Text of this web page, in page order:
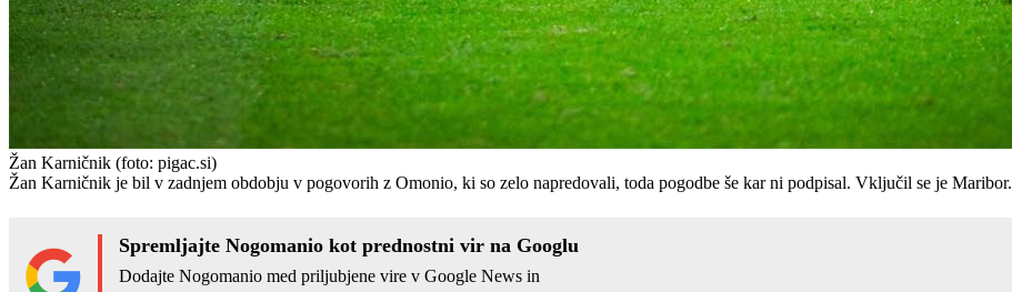
Žan Karničnik (foto: pigac.si)
Žan Karničnik je bil v zadnjem obdobju v pogovorih z Omonio, ki so zelo napredovali, toda pogodbe še kar ni podpisal. Vključil se je Maribor.
Spremljajte Nogomanio kot prednostni vir na Googlu
Dodajte Nogomanio med priljubjene vire v Google News in